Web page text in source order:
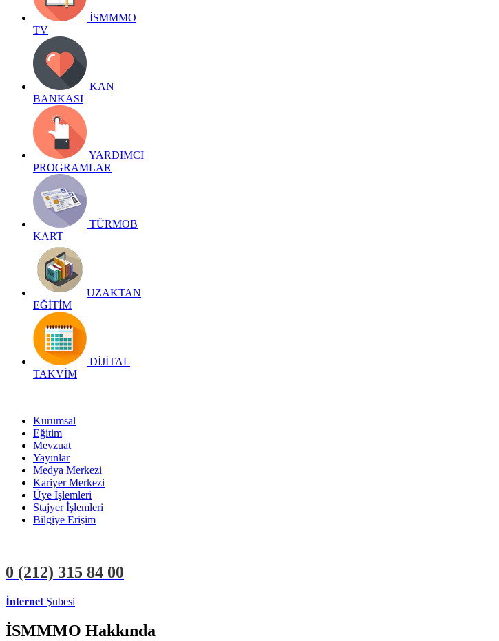
İSMMMO
TV
KAN
BANKASI
YARDIMCI
PROGRAMLAR
TÜRMOB
KART
UZAKTAN
EĞİTİM
DİJİTAL
TAKVİM
Kurumsal
Eğitim
Mevzuat
Yayınlar
Medya Merkezi
Kariyer Merkezi
Üye İşlemleri
Stajyer İşlemleri
Bilgiye Erişim
0 (212) 315 84 00
İnternet Şubesi
İSMMMO Hakkında